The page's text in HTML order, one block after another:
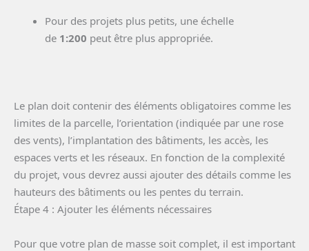
Pour des projets plus petits, une échelle
de 1:200 peut être plus appropriée.
Le plan doit contenir des éléments obligatoires comme les
limites de la parcelle, l’orientation (indiquée par une rose
des vents), l’implantation des bâtiments, les accès, les
espaces verts et les réseaux. En fonction de la complexité
du projet, vous devrez aussi ajouter des détails comme les
hauteurs des bâtiments ou les pentes du terrain.
Étape 4 : Ajouter les éléments nécessaires
Pour que votre plan de masse soit complet, il est important